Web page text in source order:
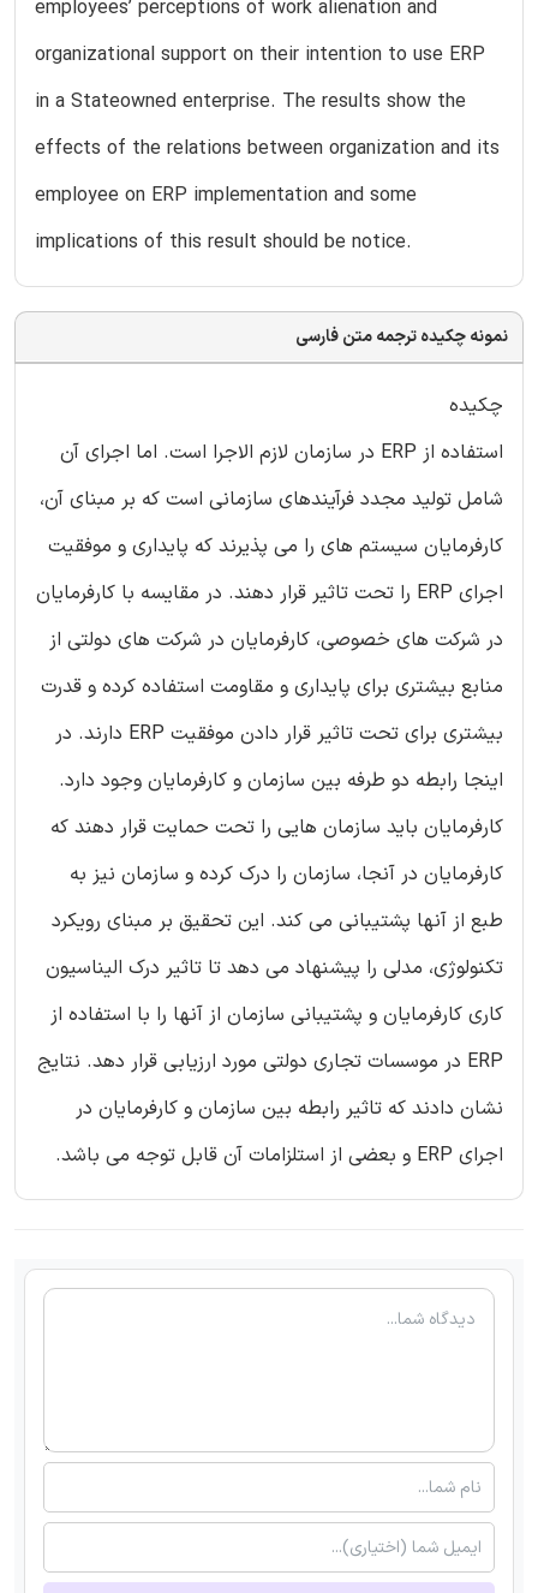
employees’ perceptions of work alienation and
organizational support on their intention to use ERP
in a Stateowned enterprise. The results show the
effects of the relations between organization and its
employee on ERP implementation and some
implications of this result should be notice.
نمونه چکیده ترجمه متن فارسی
چکیده
استفاده از ERP در سازمان لازم الاجرا است. اما اجرای آن
شامل تولید مجدد فرآیندهای سازمانی است که بر مبنای آن،
کارفرمایان سیستم های را می پذیرند که پایداری و موفقیت
اجرای ERP را تحت تاثیر قرار دهند. در مقایسه با کارفرمایان
در شرکت های خصوصی، کارفرمایان در شرکت های دولتی از
منابع بیشتری برای پایداری و مقاومت استفاده کرده و قدرت
بیشتری برای تحت تاثیر قرار دادن موفقیت ERP دارند. در
اینجا رابطه دو طرفه بین سازمان و کارفرمایان وجود دارد.
کارفرمایان باید سازمان هایی را تحت حمایت قرار دهند که
کارفرمایان در آنجا، سازمان را درک کرده و سازمان نیز به
طبع از آنها پشتیبانی می کند. این تحقیق بر مبنای رویکرد
تکنولوژی، مدلی را پیشنهاد می دهد تا تاثیر درک الیناسیون
کاری کارفرمایان و پشتیبانی سازمان از آنها را با استفاده از
ERP در موسسات تجاری دولتی مورد ارزیابی قرار دهد. نتایج
نشان دادند که تاثیر رابطه بین سازمان و کارفرمایان در
اجرای ERP و بعضی از استلزامات آن قابل توجه می باشد.